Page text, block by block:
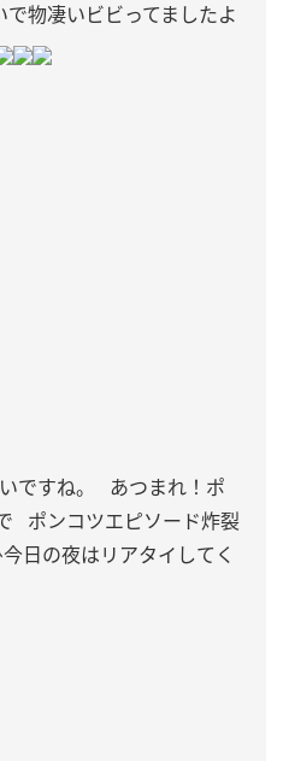
物凄いビビってましたよ
ですね。
あつまれ！ポ
ポンコツエピソード炸裂
日の夜はリアタイしてく